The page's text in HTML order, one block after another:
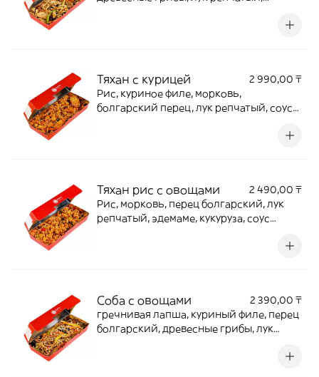
Тяхан с курицей
2 990,00 ₸
Рис, куриное филе, морковь,
болгарский перец, лук репчатый, соус
Тяхан рис с овощами
2 490,00 ₸
Рис, морковь, перец болгарский, лук
репчатый, эдемаме, кукуруза, соус
Соба с овощами
2 390,00 ₸
гречнивая лапша, куриный филе, перец
болгарский, древесные грибы, лук